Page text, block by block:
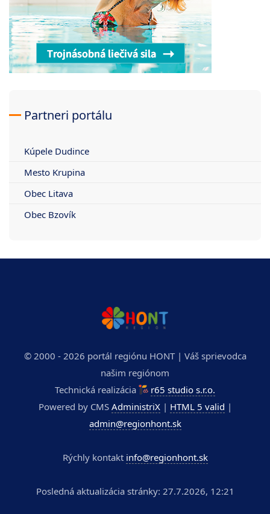
Partneri portálu
Kúpele Dudince
Mesto Krupina
Obec Litava
Obec Bzovík
© 2000 - 2026 portál regiónu HONT | Váš sprievodca
našim regiónom
Technická realizácia
r65 studio s.r.o.
Powered by CMS AdministriX| HTML 5 valid |
admin@regionhont.sk
Rýchly kontakt info@regionhont.sk
Posledná aktualizácia stránky: 27.7.2026, 12:21